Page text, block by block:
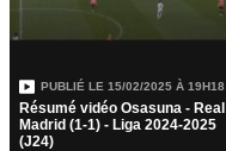
PUBLIÉ LE 15/02/2025 À 19H18
Résumé vidéo Osasuna - Real
Madrid (1-1) - Liga 2024-2025
(J24)